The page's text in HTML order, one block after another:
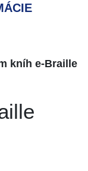
kníh e-Braille